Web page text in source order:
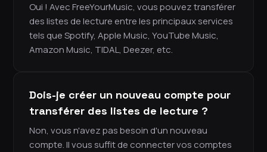
Oui ! Avec FreeYourMusic, vous pouvez transférer
des listes de lecture entre les principaux services
tels que Spotify, Apple Music, YouTube Music,
Amazon Music, TIDAL, Deezer, etc.
Dois-je créer un nouveau compte pour
transférer des listes de lecture ?
Non, vous n'avez pas besoin d'un nouveau
compte. Il vous suffit de connecter vos comptes